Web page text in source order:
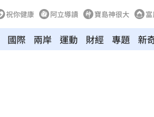
祝你健康 阿立導讀 寶島神很大
國際 兩岸 運動 財經 專題 新